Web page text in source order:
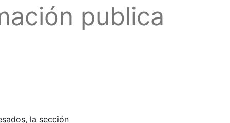
publica
la sección